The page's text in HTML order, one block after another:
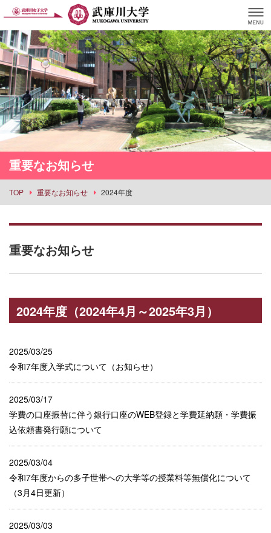
重要なお知らせ
TOP 重要なお知らせ 2024年度
重要なお知らせ
2024年度（2024年4月～2025年3月）
2025/03/25
令和7年度入学式について（お知らせ）
2025/03/17
学費の口座振替に伴う銀行口座のWEB登録と学費延納願・学費振
込依頼書発行願について
2025/03/04
令和7年度からの多子世帯への大学等の授業料等無償化について
（3月4日更新）
2025/03/03